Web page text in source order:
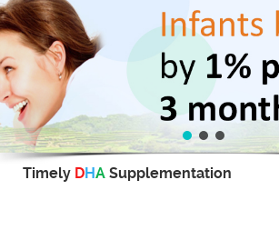
Timely DHA Supplementation